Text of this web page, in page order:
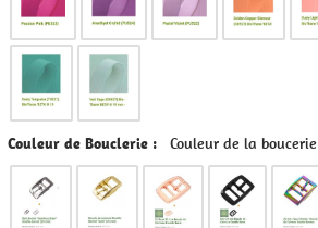
Couleur de Bouclerie : Couleur de la boucerie